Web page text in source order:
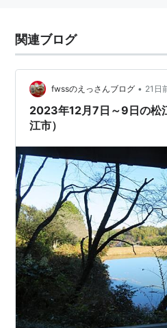
関連ブログ
fwssのえっさんブログ • 21日
2023年12月7日～9日の松
江市）